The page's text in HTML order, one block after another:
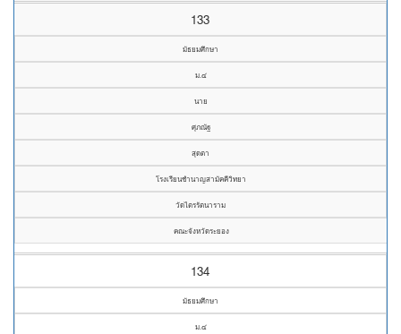
133
มัธยมศึกษา
ม.๔
นาย
ศุภณัฐ
สุดตา
โรงเรียนชำนาญสามัคคีวิทยา
วัดไตรรัตนาราม
คณะจังหวัดระยอง
134
มัธยมศึกษา
ม.๔